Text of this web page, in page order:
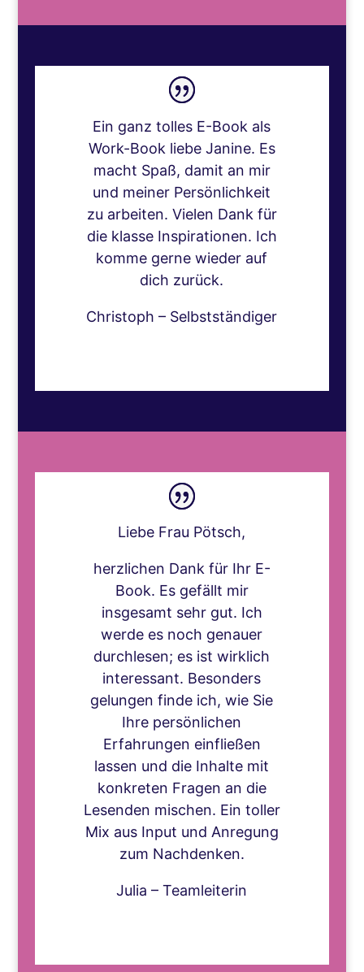
Ein ganz tolles E-Book als
Work-Book liebe Janine. Es
macht Spaß, damit an mir
und meiner Persönlichkeit
zu arbeiten. Vielen Dank für
die klasse Inspirationen. Ich
komme gerne wieder auf
dich zurück.
Christoph – Selbstständiger
Liebe Frau Pötsch,
herzlichen Dank für Ihr E-
Book. Es gefällt mir
insgesamt sehr gut. Ich
werde es noch genauer
durchlesen; es ist wirklich
interessant. Besonders
gelungen finde ich, wie Sie
Ihre persönlichen
Erfahrungen einfließen
lassen und die Inhalte mit
konkreten Fragen an die
Lesenden mischen. Ein toller
Mix aus Input und Anregung
zum Nachdenken.
Julia – Teamleiterin